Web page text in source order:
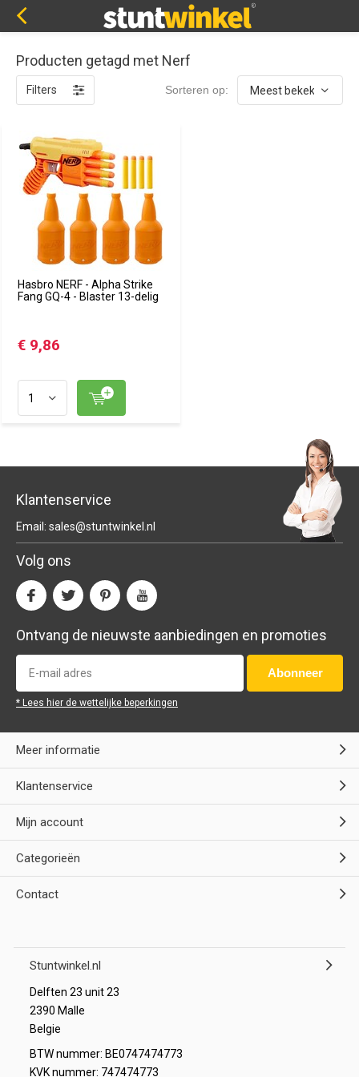
Producten getagd met Nerf
Filters Sorteren op:
Hasbro NERF - Alpha Strike
Fang GQ-4 - Blaster 13-delig
€ 9,86
Klantenservice
Email: sales@stuntwinkel.nl
Volg ons
Ontvang de nieuwste aanbiedingen en promoties
Abonneer
* Lees hier de wettelijke beperkingen
Meer informatie
Klantenservice
Mijn account
Categorieën
Contact
Stuntwinkel.nl
Delften 23 unit 23
2390 Malle
Belgie
BTW nummer: BE0747474773
KVK nummer: 747474773